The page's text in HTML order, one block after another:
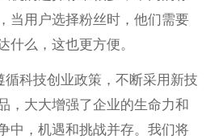
当用户选择粉丝时，他们需要
什么，这也更方便。
科技创业政策，不断采用新技
，大大增强了企业的生命力和
中，机遇和挑战并存。我们将